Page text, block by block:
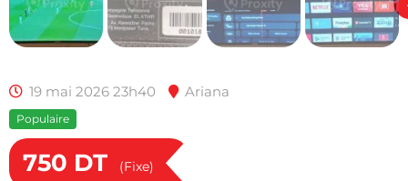
19 mai 2026 23h40 Ariana
Populaire
750 DT (Fixe)